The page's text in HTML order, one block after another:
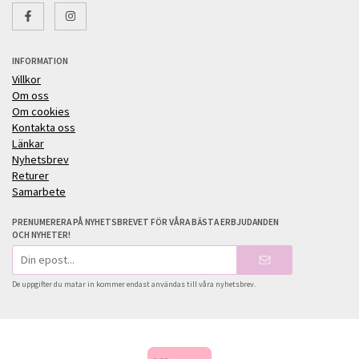
INFORMATION
Villkor
Om oss
Om cookies
Kontakta oss
Länkar
Nyhetsbrev
Returer
Samarbete
PRENUMERERA PÅ NYHETSBREVET FÖR VÅRA BÄSTA ERBJUDANDEN
OCH NYHETER!
postadress
De uppgifter du matar in kommer endast användas till våra nyhetsbrev.